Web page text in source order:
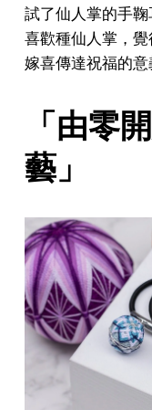
試了仙人掌的手
喜歡種仙人掌，
嫁喜傳達祝福的意
「由零
藝」